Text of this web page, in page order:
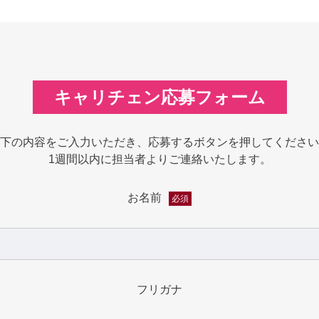
キャリチェン応募フォーム
の内容をご入力いただき、応募するボタンを押してくださ
1週間以内に担当者よりご連絡いたします。
お名前 必須
フリガナ